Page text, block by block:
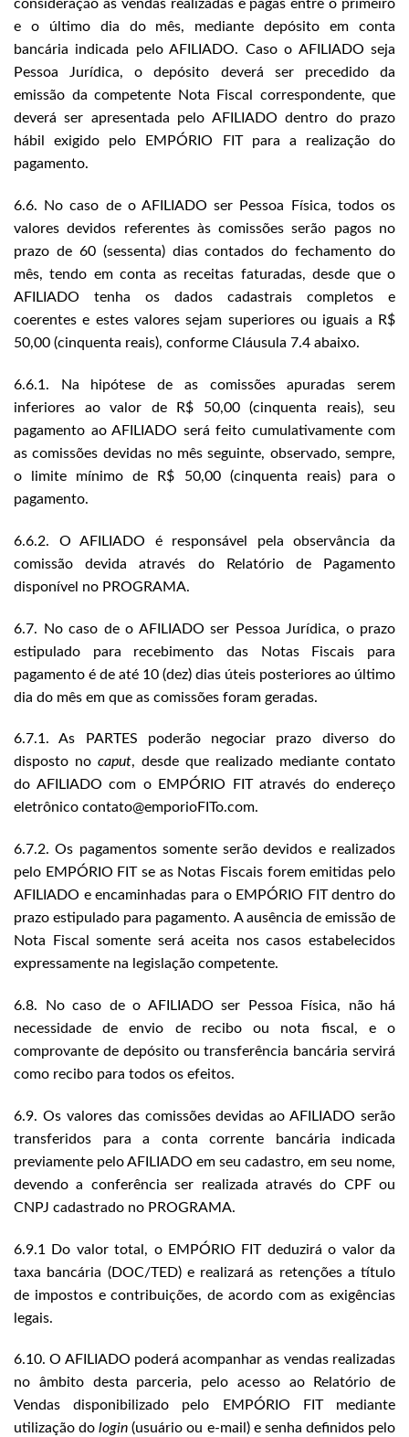
consideração as vendas realizadas e pagas entre o primeiro
e o último dia do mês, mediante depósito em conta
bancária indicada pelo AFILIADO. Caso o AFILIADO seja
Pessoa Jurídica, o depósito deverá ser precedido da
emissão da competente Nota Fiscal correspondente, que
deverá ser apresentada pelo AFILIADO dentro do prazo
hábil exigido pelo EMPÓRIO FIT para a realização do
pagamento.
6.6. No caso de o AFILIADO ser Pessoa Física, todos os
valores devidos referentes às comissões serão pagos no
prazo de 60 (sessenta) dias contados do fechamento do
mês, tendo em conta as receitas faturadas, desde que o
AFILIADO tenha os dados cadastrais completos e
coerentes e estes valores sejam superiores ou iguais a R$
50,00 (cinquenta reais), conforme Cláusula 7.4 abaixo.
6.6.1. Na hipótese de as comissões apuradas serem
inferiores ao valor de R$ 50,00 (cinquenta reais), seu
pagamento ao AFILIADO será feito cumulativamente com
as comissões devidas no mês seguinte, observado, sempre,
o limite mínimo de R$ 50,00 (cinquenta reais) para o
pagamento.
6.6.2. O AFILIADO é responsável pela observância da
comissão devida através do Relatório de Pagamento
disponível no PROGRAMA.
6.7. No caso de o AFILIADO ser Pessoa Jurídica, o prazo
estipulado para recebimento das Notas Fiscais para
pagamento é de até 10 (dez) dias úteis posteriores ao último
dia do mês em que as comissões foram geradas.
6.7.1. As PARTES poderão negociar prazo diverso do
disposto no caput, desde que realizado mediante contato
do AFILIADO com o EMPÓRIO FIT através do endereço
eletrônico contato@emporioFITo.com.
6.7.2. Os pagamentos somente serão devidos e realizados
pelo EMPÓRIO FIT se as Notas Fiscais forem emitidas pelo
AFILIADO e encaminhadas para o EMPÓRIO FIT dentro do
prazo estipulado para pagamento. A ausência de emissão de
Nota Fiscal somente será aceita nos casos estabelecidos
expressamente na legislação competente.
6.8. No caso de o AFILIADO ser Pessoa Física, não há
necessidade de envio de recibo ou nota fiscal, e o
comprovante de depósito ou transferência bancária servirá
como recibo para todos os efeitos.
6.9. Os valores das comissões devidas ao AFILIADO serão
transferidos para a conta corrente bancária indicada
previamente pelo AFILIADO em seu cadastro, em seu nome,
devendo a conferência ser realizada através do CPF ou
CNPJ cadastrado no PROGRAMA.
6.9.1 Do valor total, o EMPÓRIO FIT deduzirá o valor da
taxa bancária (DOC/TED) e realizará as retenções a título
de impostos e contribuições, de acordo com as exigências
legais.
6.10. O AFILIADO poderá acompanhar as vendas realizadas
no âmbito desta parceria, pelo acesso ao Relatório de
Vendas disponibilizado pelo EMPÓRIO FIT mediante
utilização dologin (usuário ou e-mail) e senha definidos pelo